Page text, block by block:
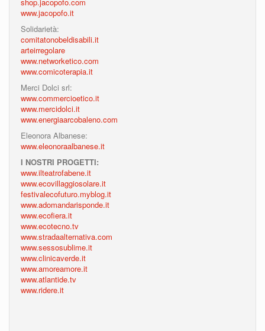
shop.jacopofo.com
www.jacopofo.it
Solidarietà:
comitatonobeldisabili.it
arteirregolare
www.networketico.com
www.comicoterapia.it
Merci Dolci srl:
www.commercioetico.it
www.mercidolci.it
www.energiaarcobaleno.com
Eleonora Albanese:
www.eleonoraalbanese.it
I NOSTRI PROGETTI:
www.ilteatrofabene.it
www.ecovillaggiosolare.it
festivalecofuturo.myblog.it
www.adomandarisponde.it
www.ecofiera.it
www.ecotecno.tv
www.stradaalternativa.com
www.sessosublime.it
www.clinicaverde.it
www.amoreamore.it
www.atlantide.tv
www.ridere.it